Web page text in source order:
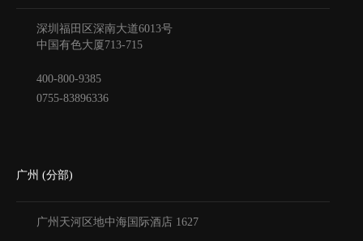
深圳福田区深南大道6013号
中国有色大厦 713-715
400-800-9385
0755-83896336
广州 (分部)
广州天河区地中海国际酒店 1627